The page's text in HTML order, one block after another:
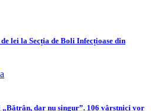
lei la Secția de Boli Infecțioase din
dar nu singur”. 106 vârstnici vor